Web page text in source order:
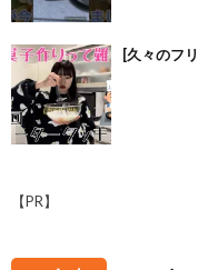
[久々のフ
【PR】